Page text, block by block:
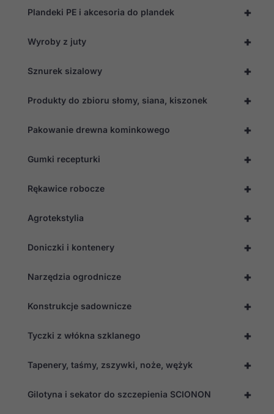
+
Plandeki PE i akcesoria do plandek
+
Wyroby z juty
+
Sznurek sizalowy
+
Produkty do zbioru słomy, siana, kiszonek
+
Pakowanie drewna kominkowego
+
Gumki recepturki
+
Rękawice robocze
+
Agrotekstylia
+
Doniczki i kontenery
+
Narzędzia ogrodnicze
+
Konstrukcje sadownicze
+
Tyczki z włókna szklanego
+
Tapenery, taśmy, zszywki, noże, wężyk
+
Gilotyna i sekator do szczepienia SCIONON
Te pliki cookie
Aby nasza